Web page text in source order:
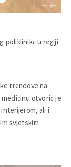
poliklinika u regiji
trendove na
otvorio je
ali i
svjetskim